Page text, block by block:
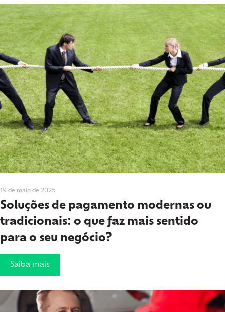
19 de maio de 2025
Soluções de pagamento modernas ou
tradicionais: o que faz mais sentido
para o seu negócio?
Saiba mais